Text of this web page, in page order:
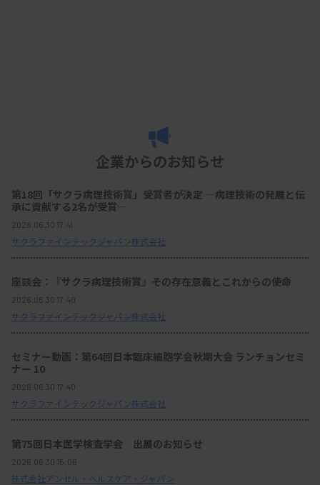
企業からのお知らせ
第18回「サクラ病理技術賞」受賞者が決定 ―病理技術の発展と伝
承に貢献する2名が受賞―
2026.06.30 17:41
サクラファインテックジャパン株式会社
座談会：『サクラ病理技術賞』その存在意義とこれからの使命
2026.06.30 17:40
サクラファインテックジャパン株式会社
セミナー動画：第64回日本臨床細胞学会秋期大会 ランチョンセミ
ナー 10
2026.06.30 17:40
サクラファインテックジャパン株式会社
第75回日本医学検査学会 出展のお知らせ
2026.06.30 15:06
株式会社アンセル・ヘルスケア・ジャパン